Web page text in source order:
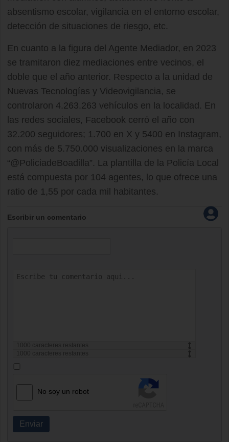
absentismo escolar, vigilancia en el entorno escolar,
detección de situaciones de riesgo, etc.
En cuanto a la figura del Agente Mediador, en 2023
se tramitaron diez mediaciones entre vecinos, el
doble que el año anterior. Respecto a la unidad de
Nuevas Tecnologías y Videovigilancia, se
controlaron 4.263.263 vehículos en la localidad. En
las redes sociales, Facebook cerró el año con
32.200 seguidores; 1.700 en X y 5400 en Instagram,
con más de 5.750.000 visualizaciones en la marca
“@PoliciadeBoadilla”. La plantilla de la Policía Local
está compuesta por 104 agentes, lo que ofrece una
ratio de 1,55 por cada mil habitantes.
Escribir un comentario
caracteres restantes
caracteres restantes
No soy un robot
Enviar